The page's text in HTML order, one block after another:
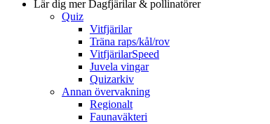
Lär dig merDagfjärilar & pollinatörer
Quiz
Vitfjärilar
Träna raps/kål/rov
VitfjärilarSpeed
Juvela vingar
Quizarkiv
Annan övervakning
Regionalt
Faunaväkteri